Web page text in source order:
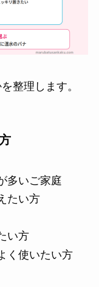
整理します。
多いご家庭
たい方
い方
く使いたい方